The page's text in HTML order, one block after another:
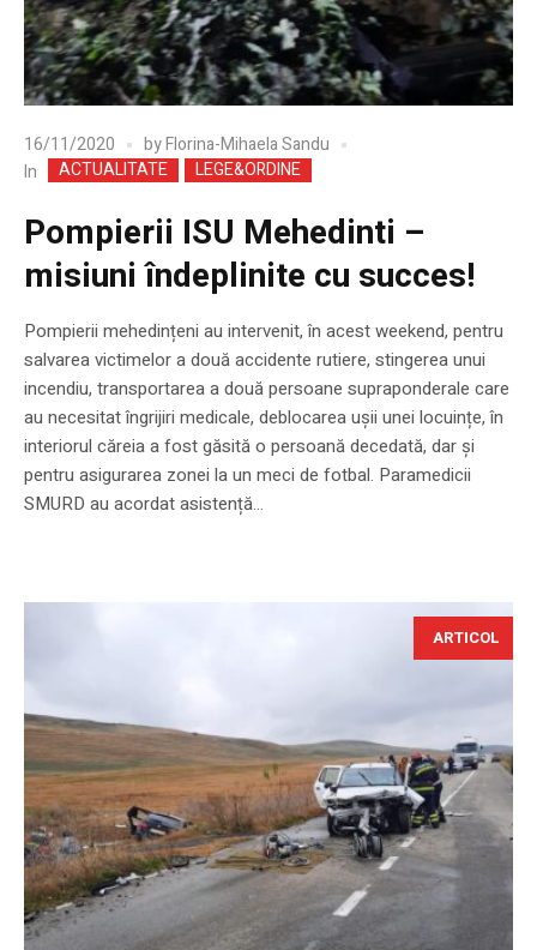
16/11/2020 byFlorina-Mihaela Sandu
In
ACTUALITATE LEGE&ORDINE
Pompierii ISU Mehedinti –
misiuni îndeplinite cu succes!
Pompierii mehedințeni au intervenit, în acest weekend, pentru
salvarea victimelor a două accidente rutiere, stingerea unui
incendiu, transportarea a două persoane supraponderale care
au necesitat îngrijiri medicale, deblocarea ușii unei locuințe, în
interiorul căreia a fost găsită o persoană decedată, dar și
pentru asigurarea zonei la un meci de fotbal. Paramedicii
SMURD au acordat asistență...
ARTICOL